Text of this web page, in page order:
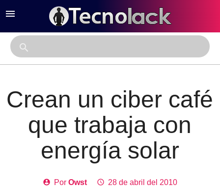
menu
search
Crean un ciber café
que trabaja con
energía solar
account_circle Por Owst access_time 28 de abril del 2010